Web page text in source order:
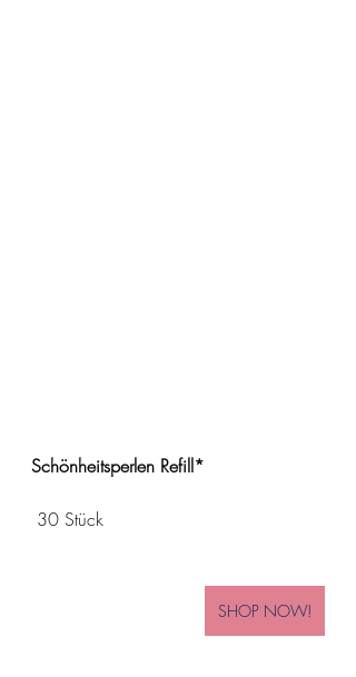
Schönheitsperlen Refill*
30 Stück
SHOP NOW!